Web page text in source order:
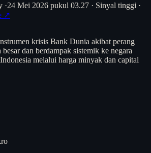
·24 Mei 2026 pukul 03.27 · Sinyal tinggi ·
↗
krisis Bank Dunia akibat perang
dan berdampak sistemik ke negara
melalui harga minyak dan capital